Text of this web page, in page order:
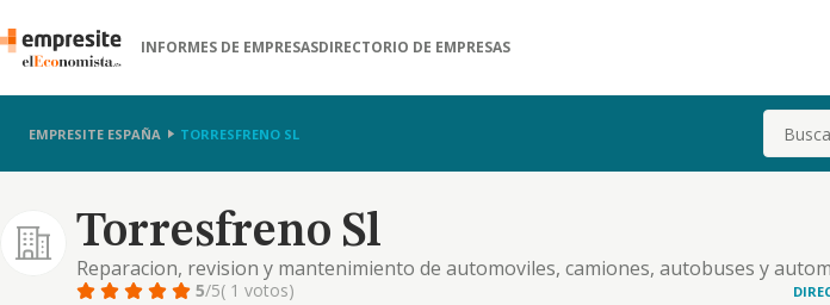
INFORMES DE EMPRESASDIRECTORIO DE EMPRESAS
EMPRESITE ESPAÑA TORRESFRENO SL Buscar
Torresfreno Sl
Reparacion, revision y mantenimiento de automoviles, camiones, autobuses y
especiales.
5/5( 1 votos)